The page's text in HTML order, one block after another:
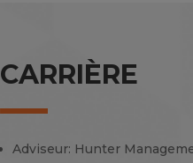
CARRIÈRE
Adviseur: Hunter